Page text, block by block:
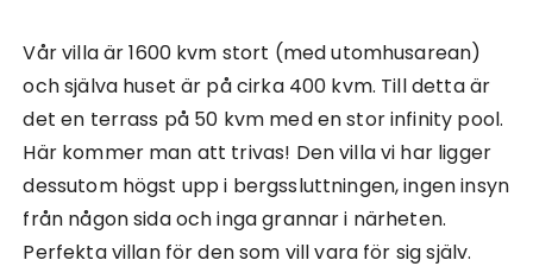
Vår villa är 1600 kvm stort (med utomhusarean)
och själva huset är på cirka 400 kvm. Till detta är
det en terrass på 50 kvm med en stor infinity pool.
Här kommer man att trivas! Den villa vi har ligger
dessutom högst upp i bergssluttningen, ingen insyn
från någon sida och inga grannar i närheten.
Perfekta villan för den som vill vara för sig själv.